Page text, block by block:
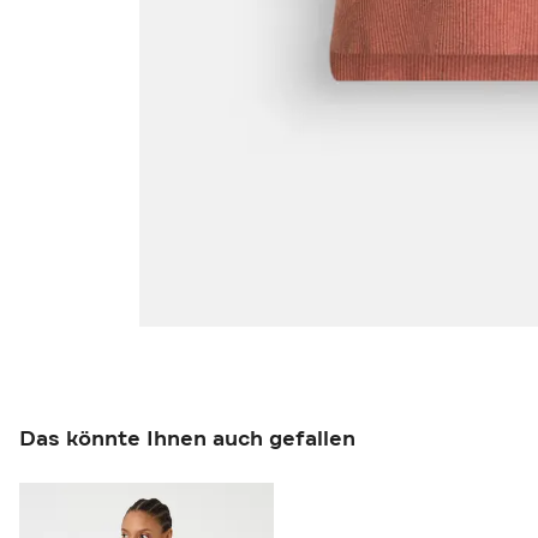
Das könnte Ihnen auch gefallen